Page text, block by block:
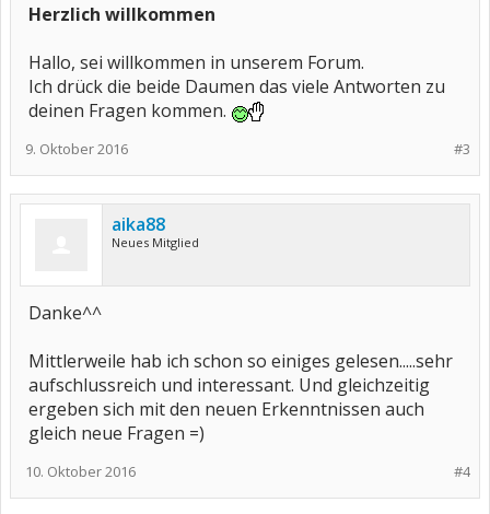
Herzlich willkommen
Hallo, sei willkommen in unserem Forum.
Ich drück die beide Daumen das viele Antworten zu
deinen Fragen kommen.
#3
9. Oktober 2016
aika88
Neues Mitglied
Danke^^
Mittlerweile hab ich schon so einiges gelesen.....sehr
aufschlussreich und interessant. Und gleichzeitig
ergeben sich mit den neuen Erkenntnissen auch
gleich neue Fragen =)
#4
10. Oktober 2016